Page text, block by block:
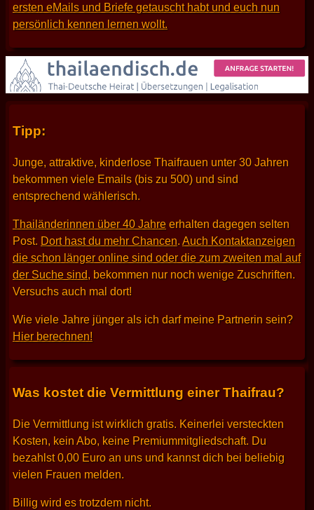
ersten eMails und Briefe getauscht habt und euch nun
persönlich kennen lernen wollt.
Tipp:
Junge, attraktive, kinderlose Thaifrauen unter 30 Jahren
bekommen viele Emails (bis zu 500) und sind
entsprechend wählerisch.
Thailänderinnen über 40 Jahre erhalten dagegen selten
Post. Dort hast du mehr Chancen. Auch Kontaktanzeigen
die schon länger online sind oder die zum zweiten mal auf
der Suche sind, bekommen nur noch wenige Zuschriften.
Versuchs auch mal dort!
Wie viele Jahre jünger als ich darf meine Partnerin sein?
Hier berechnen!
Was kostet die Vermittlung einer Thaifrau?
Die Vermittlung ist wirklich gratis. Keinerlei versteckten
Kosten, kein Abo, keine Premiummitgliedschaft. Du
bezahlst 0,00 Euro an uns und kannst dich bei beliebig
vielen Frauen melden.
Billig wird es trotzdem nicht.